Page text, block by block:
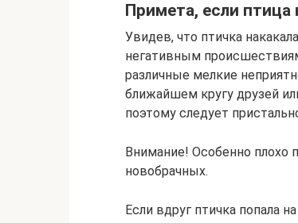
Примета, если птица
Увидев, что птичка
негативным
различные мелкие
ближайшем кругу друзей
поэтому следует
Внимание! Особенно плохо
новобрачных.
Если вдруг птичка попала